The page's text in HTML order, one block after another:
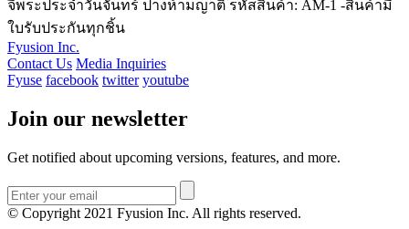
จี้พระประจำวันจันทร์ ปางห้ามญาติ รหัสสินค้า: AM-1 -สินค้ามี
ใบรับประกันทุกชิ้น
Fyusion Inc.
Contact Us Media Inquiries
Fyuse facebook twitter youtube
Join our newsletter
Get notified about upcoming versions, features, and more.
© Copyright 2021 Fyusion Inc. All rights reserved.